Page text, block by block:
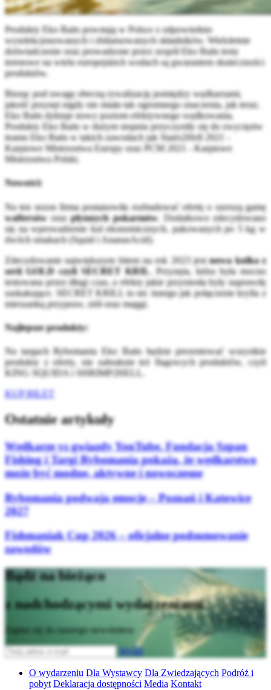
Produkty Eko Baits powstają w Polsce z odpowiednio
wyselekcjonowanych i zbilansowanych składników. Wieloletnie
doświadczenie oraz prowadzone przez zespół Eko Baits testy
terenowe na wielu europejskich wodach są gwarantem skuteczności
produktów.
Biorąc pod uwagę obecną rywalizację pomiędzy wędkarzami,
jakość przynęt nigdy nie miała tak ogromnego znaczenia, jak teraz.
Eko Baits dyktuje nowy poziom efektywnego wędkowania.
Produkty Eko Baits w dużym stopniu przyczyniły się do zwycięstw
teamu Eko Baits w takich zawodach jak Stairs2Hell 2021 -
Karpiowe Mistrzostwa Europy oraz PCM 2021 - Karpiowe
Mistrzostwa Polski.
Nowości:
Na ten sezon firma postanowiła rozbudować ofertę o szerszą gamę
waftersów orazpłynnych pokarmów. Dodatkowo zdecydowano
się na wprowadzenie kul ekonomicznych, pakowanych po 5 kg w
dwóch smakach (Squid i AnanasAcid).
Zdecydowanie największym hitem na rok 2023 jestnowa kulka z
serii GOLD czyli SECRET KRIL. Przynęta, która była mocno
testowana przez długi czas, a efekty jakie przyniosła były naprawdę
zaskakujące. SECRET KRILL to nic innego jak połączenie krylla z
mieszanką przypraw, ziół oraz maggi.
Najlepsze produkty:
Na targach Rybomania Eko Baits będzie prezentować wszystkie
produkty z oferty, nie zabraknie też flagowych produktów, czyli
KING SQUIDA i SHRIMP2HELL.
KUP BILET
Ostatnie artykuły
Wędkarze vs gwiazdy YouTube. Fundacja Szpan
Fishing i Targi Rybomania pokażą, że wędkarstwo
może być modne, aktywne i nowoczesne
Rybomania podwaja emocje – Poznań i Katowice
2027
Fishmaniak Cup 2026 – oficjalne podsumowanie
zawodów
Bądź na bieżąco
z nadchodzącymi wydarzeniami
Zapisz się do naszego newslettera
Wyślij
O wydarzeniu Dla Wystawcy Dla Zwiedzających Podróż i
pobyt Deklaracja dostępności Media Kontakt